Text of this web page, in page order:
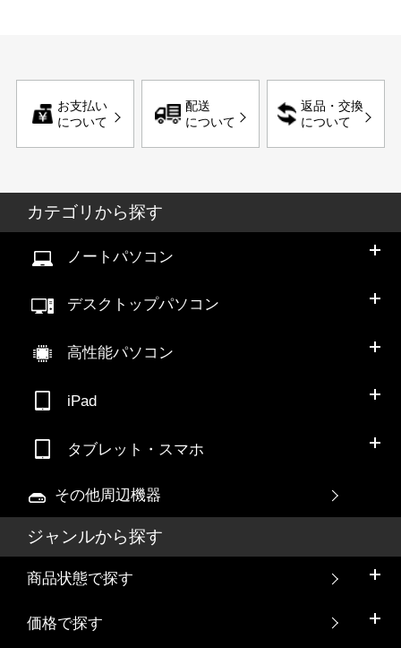
お支払い
について
配送
について
返品・交換
について
カテゴリから探す
ノートパソコン
デスクトップパソコン
高性能パソコン
iPad
タブレット・スマホ
その他周辺機器
ジャンルから探す
商品状態で探す
価格で探す